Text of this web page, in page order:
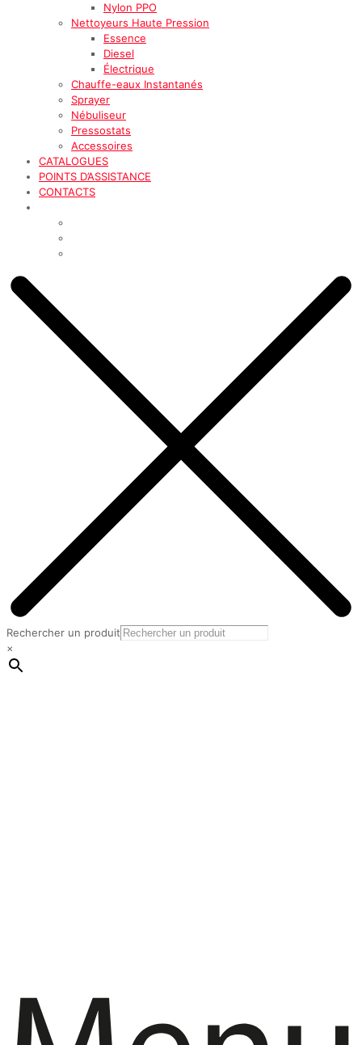
Nylon PPO
Nettoyeurs Haute Pression
Essence
Diesel
Électrique
Chauffe-eaux Instantanés
Sprayer
Nébuliseur
Pressostats
Accessoires
CATALOGUES
POINTS D’ASSISTANCE
CONTACTS
Rechercher un produit
×